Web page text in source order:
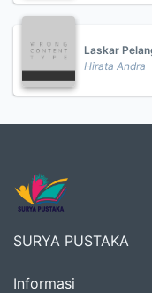
Laskar
Hirata Andra
SURYA PUSTAKA
Informasi